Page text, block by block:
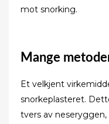
mot snorking.
Mange
Et velkjent
snorkeplasteret.
tvers av